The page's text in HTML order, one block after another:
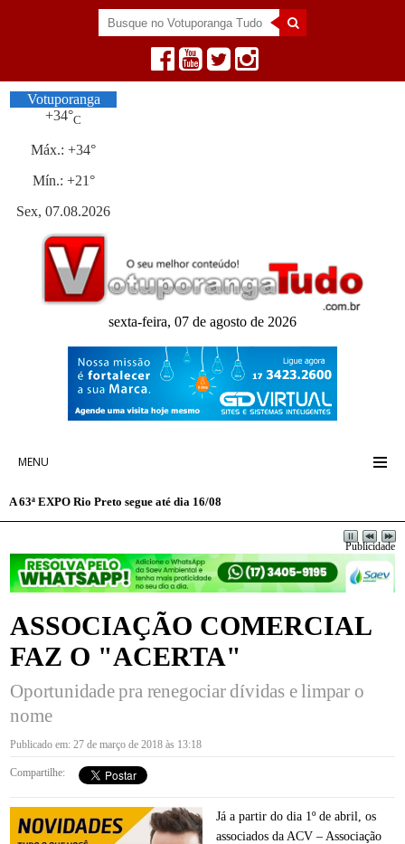
Votuporanga
+34°C
Máx.:+34°
Mín.: +21°
Sex, 07.08.2026
sexta-feira, 07 de agosto de 2026
MENU
A 63ª EXPO Rio Preto segue até dia 16/08
Publicidade
ASSOCIAÇÃO COMERCIAL
FAZ O "ACERTA"
Oportunidade pra renegociar dívidas e limpar o
nome
Publicado em: 27 de março de 2018 às 13:18
Compartilhe:
Já a partir do dia 1º de abril, os
associados da ACV – Associação